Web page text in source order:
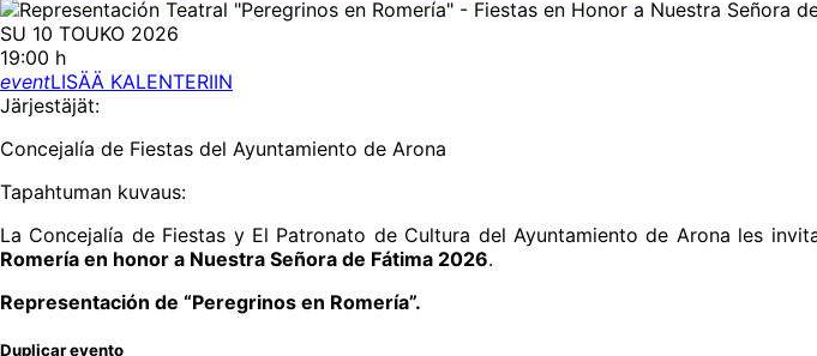
SU 10 TOUKO 2026
19:00 h
eventLISÄÄ KALENTERIIN
Järjestäjät:
Concejalía de Fiestas del Ayuntamiento de Arona
Tapahtuman kuvaus:
La Concejalía de Fiestas y El Patronato de Cultura del Ayuntamiento de Arona les
Romería en honor a Nuestra Señora de Fátima 2026.
Representación de “Peregrinos en Romería”.
Duplicar evento